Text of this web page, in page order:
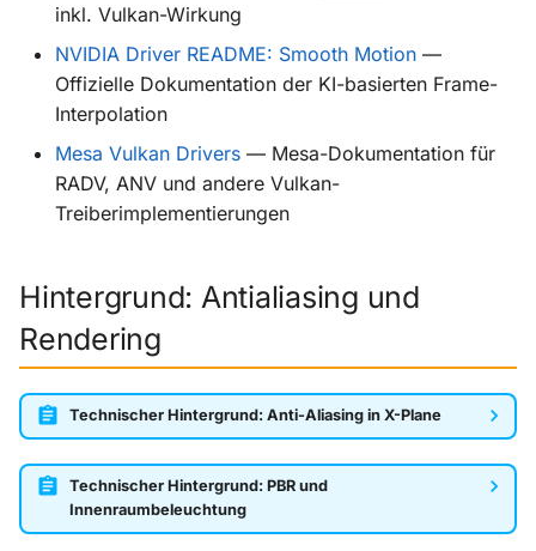
inkl. Vulkan-Wirkung
NVIDIA Driver README: Smooth Motion —
Offizielle Dokumentation der KI-basierten Frame-
Interpolation
Mesa Vulkan Drivers — Mesa-Dokumentation für
RADV, ANV und andere Vulkan-
Treiberimplementierungen
Hintergrund: Antialiasing und
Rendering
Technischer Hintergrund: Anti-Aliasing in X-Plane
Technischer Hintergrund: PBR und
Innenraumbeleuchtung